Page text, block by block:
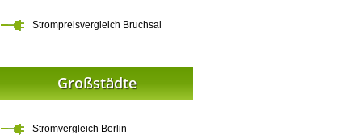
Strompreisvergleich Bruchsal
Großstädte
Stromvergleich Berlin